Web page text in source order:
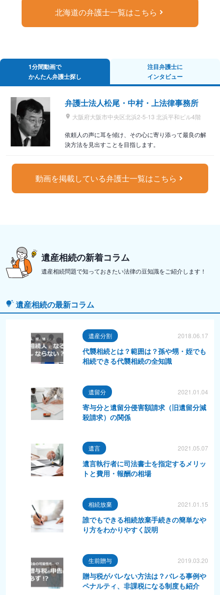
北海道の弁護士一覧はこちら
1分間動画で
かんたん弁護士探し
注目弁護士に
インタビュー
弁護士法人松尾・中村・上法律事務所
大阪府大阪市中央区北浜2-5-13 北浜平和ビル4階
依頼人の声に耳を傾け、その心に寄り添って最良の解
決方法を見出すことを目指します。
動画を掲載している弁護士一覧はこちら
遺産相続の新着コラム
遺産相続問題で知っておきたい法律の豆知識をご紹介します！
遺産相続の最新コラム
遺産分割 2018.06.17
代襲相続とは？範囲は？孫や甥・姪でも
相続できる代襲相続の全知識
遺留分 2021.01.04
寄与分と遺留分侵害額請求（旧遺留分減
殺請求）の関係
遺言 2021.05.07
遺言執行者に司法書士を指定するメリッ
トと費用・報酬の相場
相続放棄 2021.01.15
誰でもできる相続放棄手続きの簡単なや
り方をわかりやすく説明
生前贈与 2019.03.20
贈与税がバレない方法は？バレる事例や
ペナルティ、非課税になる制度も紹介